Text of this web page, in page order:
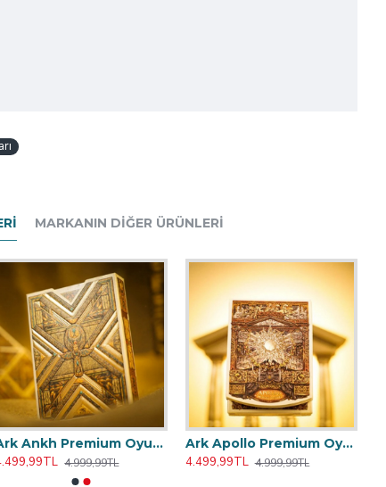
MARKANIN DIĞER ÜRÜNLERI
Ark Ankh Premium Oyun Kağıdı iskambil Kartları Destesi
4.999,99TL
Ark Apollo Premium Oyun Kağıdı iskambil Kartları Destesi - iskambil Kağıdı
4.499,99TL 4.999,99TL